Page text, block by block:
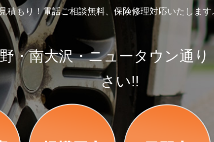
積もり！電話ご相談無料、保険修理対応いたしま
・南大沢・ニュータウン通
さい!!